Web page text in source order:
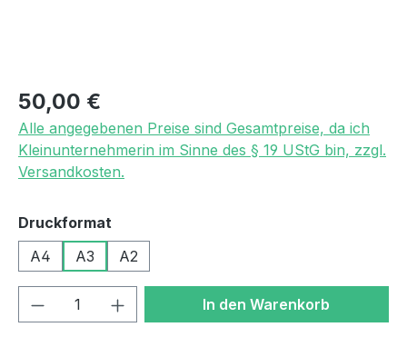
Regulärer Preis:
50,00 €
Alle angegebenen Preise sind Gesamtpreise, da ich
Kleinunternehmerin im Sinne des § 19 UStG bin, zzgl.
Versandkosten.
Druckformat
A4
A3 A2
Produkt Anzahl: Gib denIn den Warenkorb